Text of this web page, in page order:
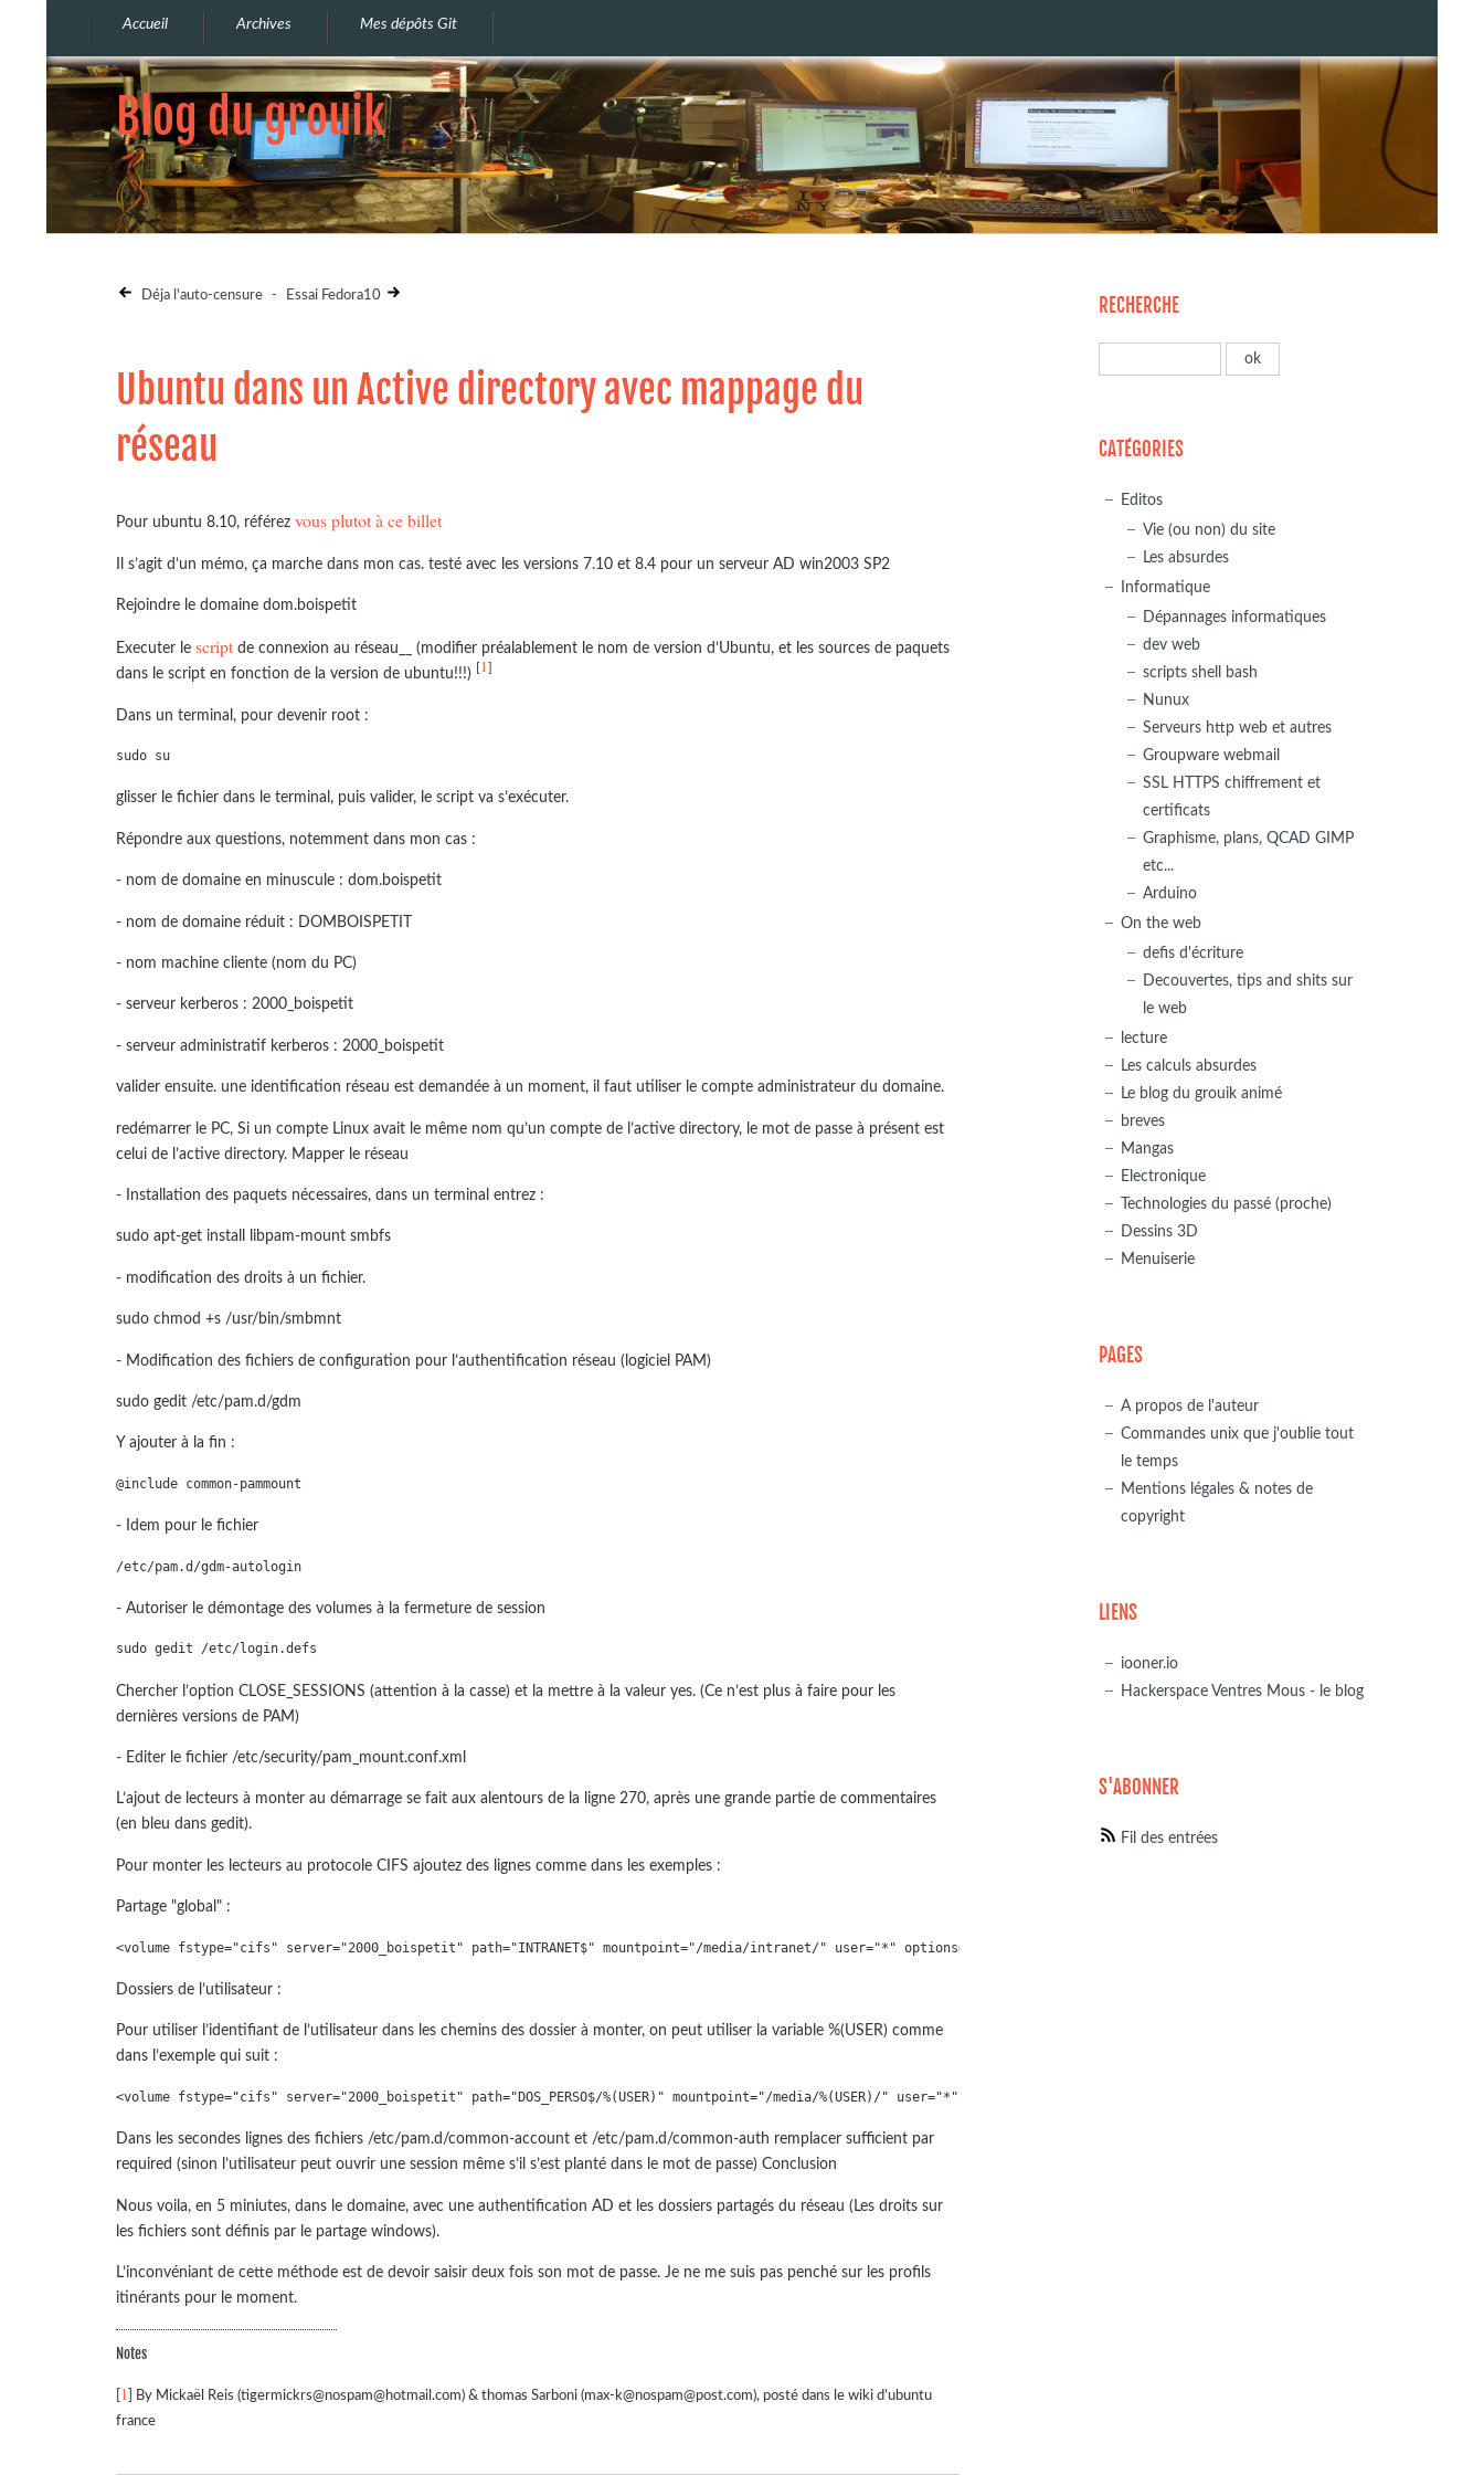
Accueil Archives Mes dépôts Git
Blog du grouik
Déja l'auto-censure - Essai Fedora10
Ubuntu dans un Active directory avec mappage du
réseau
Pour ubuntu 8.10, référez vous plutot à ce billet
Il s’agit d’un mémo, ça marche dans mon cas. testé avec les versions 7.10 et 8.4 pour un serveur AD win2003 SP2
Rejoindre le domaine dom.boispetit
Executer le script de connexion au réseau__ (modifier préalablement le nom de version d’Ubuntu, et les sources de paquets
dans le script en fonction de la version de ubuntu!!!)
1
Dans un terminal, pour devenir root :
sudo su
glisser le fichier dans le terminal, puis valider, le script va s’exécuter.
Répondre aux questions, notemment dans mon cas :
- nom de domaine en minuscule : dom.boispetit
- nom de domaine réduit : DOMBOISPETIT
- nom machine cliente (nom du PC)
- serveur kerberos : 2000_boispetit
- serveur administratif kerberos : 2000_boispetit
valider ensuite. une identification réseau est demandée à un moment, il faut utiliser le compte administrateur du domaine.
redémarrer le PC, Si un compte Linux avait le même nom qu’un compte de l’active directory, le mot de passe à présent est
celui de l’active directory. Mapper le réseau
- Installation des paquets nécessaires, dans un terminal entrez :
sudo apt-get install libpam-mount smbfs
- modification des droits à un fichier.
sudo chmod +s /usr/bin/smbmnt
- Modification des fichiers de configuration pour l’authentification réseau (logiciel PAM)
sudo gedit /etc/pam.d/gdm
Y ajouter à la fin :
@include common-pammount
- Idem pour le fichier
/etc/pam.d/gdm-autologin
- Autoriser le démontage des volumes à la fermeture de session
sudo gedit /etc/login.defs
Chercher l’option CLOSE_SESSIONS (attention à la casse) et la mettre à la valeur yes. (Ce n’est plus à faire pour les
dernières versions de PAM)
- Editer le fichier /etc/security/pam_mount.conf.xml
L’ajout de lecteurs à monter au démarrage se fait aux alentours de la ligne 270, après une grande partie de commentaires
(en bleu dans gedit).
Pour monter les lecteurs au protocole CIFS ajoutez des lignes comme dans les exemples :
Partage "global" :
<volume fstype="cifs" server="2000_boispetit" path="INTRANET$" mountpoint="/media/intranet/" user="*" options="rw,auto,iocharset=utf8" />
Dossiers de l’utilisateur :
Pour utiliser l’identifiant de l’utilisateur dans les chemins des dossier à monter, on peut utiliser la variable %(USER) comme
dans l’exemple qui suit :
<volume fstype="cifs" server="2000_boispetit" path="DOS_PERSO$/%(USER)" mountpoint="/media/%(USER)/" user="*" options="rw,auto,iocharset=utf8" />
Dans les secondes lignes des fichiers /etc/pam.d/common-account et /etc/pam.d/common-auth remplacer sufficient par
required (sinon l’utilisateur peut ouvrir une session même s’il s’est planté dans le mot de passe) Conclusion
Nous voila, en 5 miniutes, dans le domaine, avec une authentification AD et les dossiers partagés du réseau (Les droits sur
les fichiers sont définis par le partage windows).
L’inconvéniant de cette méthode est de devoir saisir deux fois son mot de passe. Je ne me suis pas penché sur les profils
itinérants pour le moment.
Notes
1 ] By Mickaël Reis (tigermickrs@nospam@hotmail.com) & thomas Sarboni (max-k@nospam@post.com), posté dans le wiki d’ubuntu
france
RECHERCHE
CATÉGORIES
Editos
Vie (ou non) du site
Les absurdes
Informatique
Dépannages informatiques
dev web
scripts shell bash
Nunux
Serveurs http web et autres
Groupware webmail
SSL HTTPS chiffrement et
certificats
Graphisme, plans, QCAD GIMP
etc...
Arduino
On the web
defis d'écriture
Decouvertes, tips and shits sur
le web
lecture
Les calculs absurdes
Le blog du grouik animé
breves
Mangas
Electronique
Technologies du passé (proche)
Dessins 3D
Menuiserie
PAGES
A propos de l'auteur
Commandes unix que j'oublie tout
le temps
Mentions légales & notes de
copyright
LIENS
iooner.io
Hackerspace Ventres Mous - le blog
S'ABONNER
Fil des entrées